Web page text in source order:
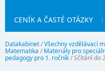
CENÍK A ČASTÉ OTÁZKY
Datakabinet/Všechny vzdělávací
Matematika / Materiály pro
pedagogy pro 1. ročník/Sčítání do